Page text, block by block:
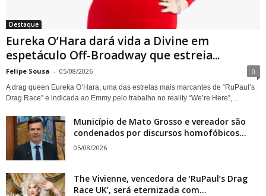
Destaque
Eureka O’Hara dará vida a Divine em
espetáculo Off-Broadway que estreia...
Felipe Sousa - 05/08/2026 0
A drag queen Eureka O’Hara, uma das estrelas mais marcantes de “RuPaul’s
Drag Race” e indicada ao Emmy pelo trabalho no reality “We’re Here”,...
Município de Mato Grosso e vereador são
condenados por discursos homofóbicos...
05/08/2026
The Vivienne, vencedora de ‘RuPaul’s Drag
Race UK’, será eternizada com...